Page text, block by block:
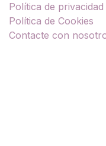
Política de privacidad
Política de Cookies
Contacte con
TU